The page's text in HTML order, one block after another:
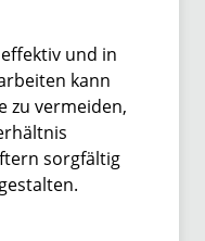
und in
kann
zu vermeiden,
sorgfältig